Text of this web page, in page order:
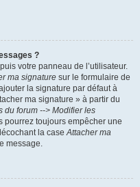
?
votre panneau de l’utilisateur.
ma signature sur le formulaire de
la signature par défaut à
ma signature » à partir du
du forum --> Modifier les
pourrez toujours empêcher une
la caseAttacher ma
message.